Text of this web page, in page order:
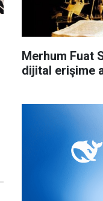
Merhum Fuat
dijital erişime